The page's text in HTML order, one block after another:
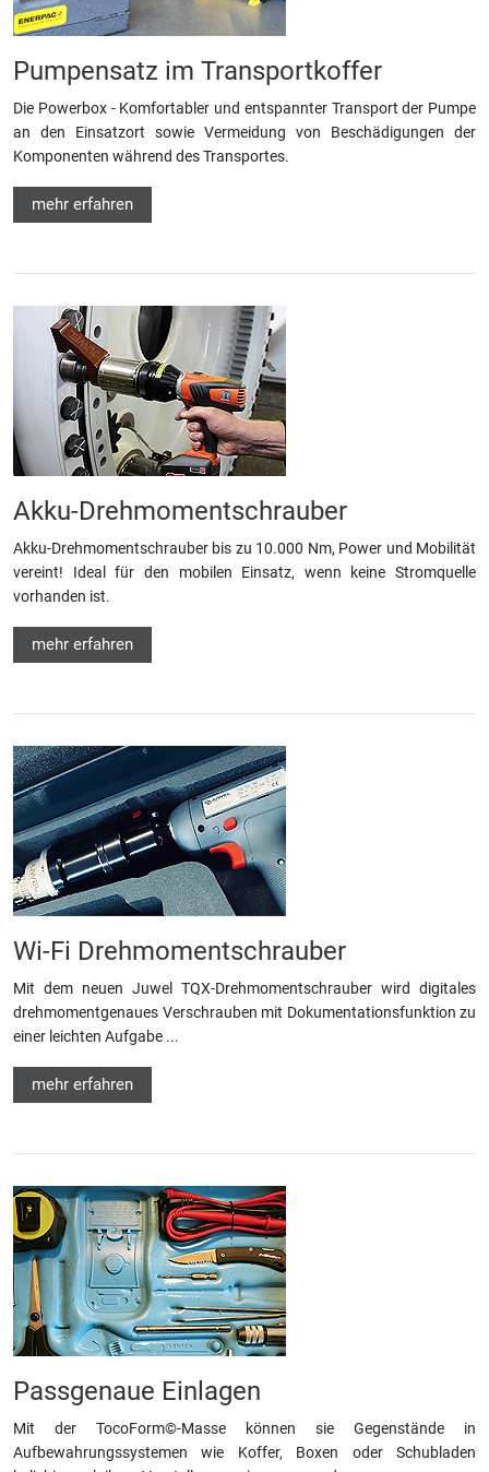
Pumpensatz im Transportkoffer
Die Powerbox - Komfortabler und entspannter Transport der Pumpe
an den Einsatzort sowie Vermeidung von Beschädigungen der
Komponenten während des Transportes.
mehr erfahren
Akku-Drehmomentschrauber
Akku-Drehmomentschrauber bis zu 10.000 Nm, Power und Mobilität
vereint! Ideal für den mobilen Einsatz, wenn keine Stromquelle
vorhanden ist.
mehr erfahren
Wi-Fi Drehmomentschrauber
Mit dem neuen Juwel TQX-Drehmomentschrauber wird digitales
drehmomentgenaues Verschrauben mit Dokumentationsfunktion zu
einer leichten Aufgabe ...
mehr erfahren
Passgenaue Einlagen
Mit der TocoForm©-Masse können sie Gegenstände in
Aufbewahrungssystemen wie Koffer, Boxen oder Schubladen